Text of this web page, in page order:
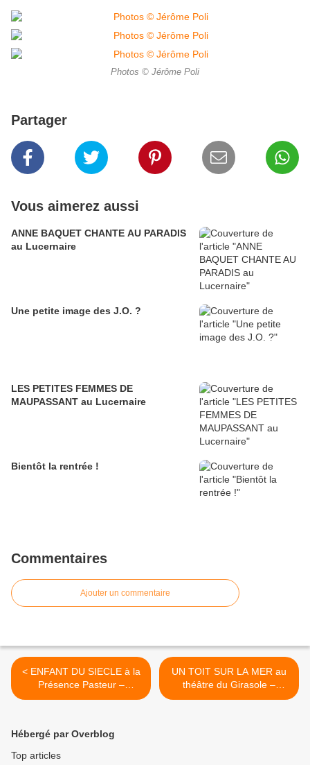
Photos © Jérôme Poli
Partager
Vous aimerez aussi
ANNE BAQUET CHANTE AU PARADIS
au Lucernaire
Une petite image des J.O. ?
LES PETITES FEMMES DE
MAUPASSANT au Lucernaire
Bientôt la rentrée !
Commentaires
Ajouter un commentaire
< ENFANT DU SIECLE à la
Présence Pasteur –
Avignon Off
UN TOIT SUR LA MER au
théâtre du Girasole –
Avignon Off >
Hébergé par Overblog
Top articles